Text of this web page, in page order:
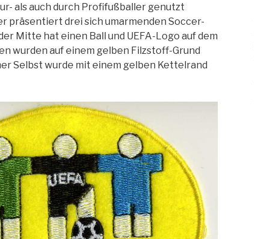
als auch durch Profifußballer genutzt
präsentiert drei sich umarmenden Soccer-
Mitte hat einen Ball und UEFA-Logo auf dem
wurden auf einem gelben Filzstoff-Grund
Selbst wurde mit einem gelben Kettelrand